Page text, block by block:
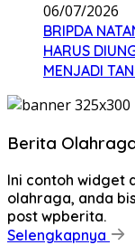
06/07/2026
BRIPDA
HARUS
MENJADI
Berita
Ini contoh widget
olahraga, anda
post wpberita.
Selengkapnya